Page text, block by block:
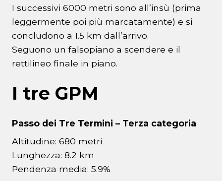
I successivi 6000 metri sono all’insù (prima
leggermente poi più marcatamente) e si
concludono a 1.5 km dall’arrivo.
Seguono un falsopiano a scendere e il
rettilineo finale in piano.
I tre GPM
Passo dei Tre Termini – Terza categoria
Altitudine: 680 metri
Lunghezza: 8.2 km
Pendenza media: 5.9%